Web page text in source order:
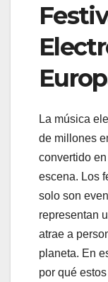
La música
de millones
convertido
escena. Los
solo son
representan
atrae a
planeta. En
por qué